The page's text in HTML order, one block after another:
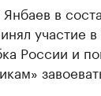
в
участие в
России и